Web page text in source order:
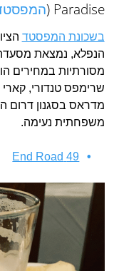
Paradise (
בשכונת המפסטד
הנפלא, נמצאת מסעדה
מסורתיות במחירים
שרימפס טנדורי, קארי
מדראס בסגנון דרום
משפחתית נעימה.
49 End Road